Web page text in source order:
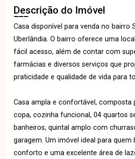
Descrição do Imóvel
Casa disponível para venda no bairro
Uberlândia. O bairro oferece uma
fácil acesso, além de contar com
farmácias e diversos serviços que
praticidade e qualidade de vida para
Casa ampla e confortável, composta
copa, cozinha funcional, 04 quartos
banheiros, quintal amplo com
garagem. Um imóvel ideal para quem
conforto e uma excelente área de